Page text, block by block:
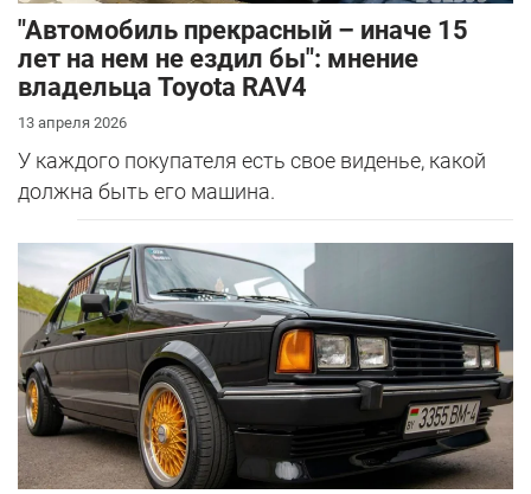
"Автомобиль прекрасный – иначе 15
лет на нем не ездил бы": мнение
владельца Toyota RAV4
13 апреля 2026
У каждого покупателя есть свое виденье, какой
должна быть его машина.